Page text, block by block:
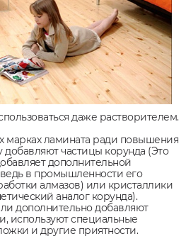
даже растворителем.
марках ламината ради повышения
добавляют частицы корунда (Это
дополнительной
в промышленности его
алмазов) или кристаллики
аналог корунда).
дополнительно добавляют
используют специальные
и другие приятности.